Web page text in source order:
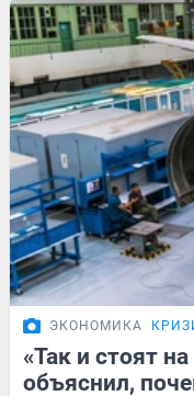
ЭКОНОМИКА
«Так и стоят
объяснил,